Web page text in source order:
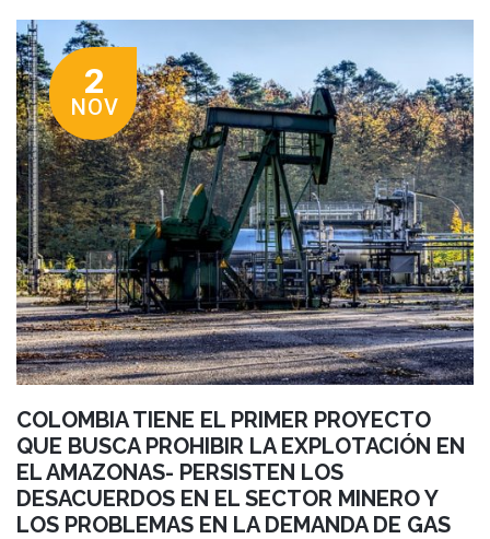
2
NOV
COLOMBIA TIENE EL PRIMER PROYECTO
QUE BUSCA PROHIBIR LA EXPLOTACIÓN EN
EL AMAZONAS- PERSISTEN LOS
DESACUERDOS EN EL SECTOR MINERO Y
LOS PROBLEMAS EN LA DEMANDA DE GAS